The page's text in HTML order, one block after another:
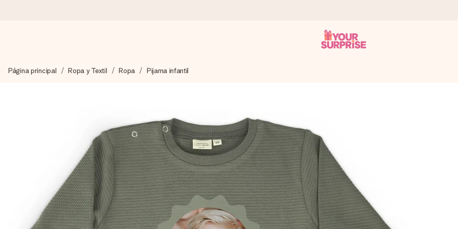
Preparamos tu regalo con cuidado y lo enviamos al vuelo, para que lo entregues en el momento perfecto, cuando más importa.
4,5 (basado en +15.000 opiniones)
Nuestros regalos inspiran. Los clientes nos dan un 4,5 en Google Reviews.
Tarjeta de felicitación gratuita
Crea algo único en pocos pasos – con su nombre, tu foto o un mensaje que llegue al corazón. Sin complicaciones, solo todo el
momento.
Página principal Ropa y Textil Ropa Pijama infantil